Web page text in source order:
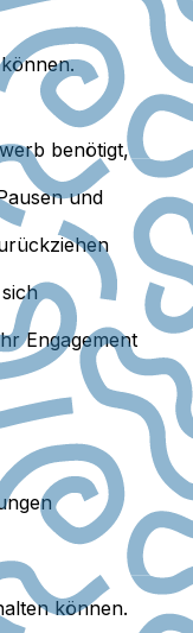
benötigt,
und
Engagement
können.